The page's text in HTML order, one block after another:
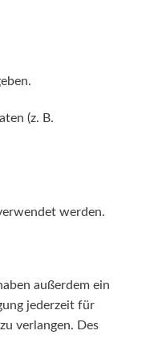
(z. B.
werden.
außerdem ein
jederzeit für
verlangen. Des